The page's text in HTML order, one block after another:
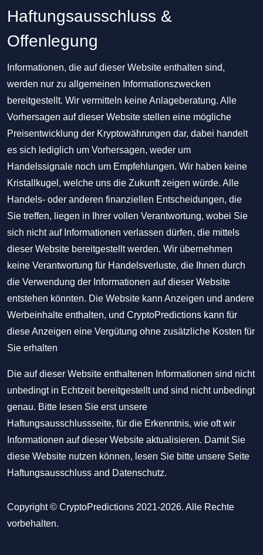
Haftungsausschluss &
Offenlegung
Informationen, die auf dieser Website enthalten sind,
werden nur zu allgemeinen Informationszwecken
bereitgestellt. Wir vermitteln keine Anlageberatung. Alle
Vorhersagen auf dieser Website stellen eine mögliche
Preisentwicklung der Kryptowährungen dar, dabei handelt
es sich lediglich um Vorhersagen, weder um
Handelssignale noch um Empfehlungen. Wir haben keine
Kristallkugel, welche uns die Zukunft zeigen würde. Alle
Handels- oder anderen finanziellen Entscheidungen, die
Sie treffen, liegen in Ihrer vollen Verantwortung, wobei Sie
sich nicht auf Informationen verlassen dürfen, die mittels
dieser Website bereitgestellt werden. Wir übernehmen
keine Verantwortung für Handelsverluste, die Ihnen durch
die Verwendung der Informationen auf dieser Website
entstehen könnten. Die Website kann Anzeigen und andere
Werbeinhalte enthalten, und CryptoPredictions kann für
diese Anzeigen eine Vergütung ohne zusätzliche Kosten für
Sie erhalten
Die auf dieser Website enthaltenen Informationen sind nicht
unbedingt in Echtzeit bereitgestellt und sind nicht unbedingt
genau. Bitte lesen Sie erst unsere
Haftungsausschlussseite, für die Erkenntnis, wie oft wir
Informationen auf dieser Website aktualisieren. Damit Sie
diese Website nutzen können, lesen Sie bitte unsere Seite
Haftungsausschluss and Datenschutz.
Copyright © CryptoPredictions 2021-2026. Alle Rechte
vorbehalten.